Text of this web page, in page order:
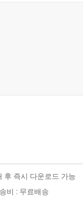
후 즉시 다운로드 가능
비 : 무료배송